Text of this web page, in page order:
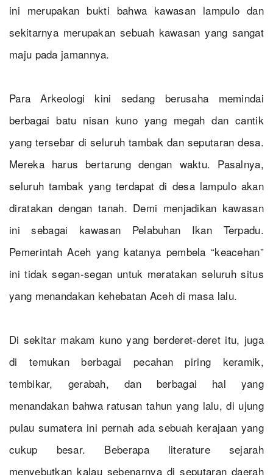
ini merupakan bukti bahwa kawasan lampulo dan
sekitarnya merupakan sebuah kawasan yang sangat
maju pada jamannya.
Para Arkeologi kini sedang berusaha memindai
berbagai batu nisan kuno yang megah dan cantik
yang tersebar di seluruh tambak dan seputaran desa.
Mereka harus bertarung dengan waktu. Pasalnya,
seluruh tambak yang terdapat di desa lampulo akan
diratakan dengan tanah. Demi menjadikan kawasan
ini sebagai kawasan Pelabuhan Ikan Terpadu.
Pemerintah Aceh yang katanya pembela “keacehan”
ini tidak segan-segan untuk meratakan seluruh situs
yang menandakan kehebatan Aceh di masa lalu.
Di sekitar makam kuno yang berderet-deret itu, juga
di temukan berbagai pecahan piring keramik,
tembikar, gerabah, dan berbagai hal yang
menandakan bahwa ratusan tahun yang lalu, di ujung
pulau sumatera ini pernah ada sebuah kerajaan yang
cukup besar. Beberapa literature sejarah
menyebutkan kalau sebenarnya di seputaran daerah